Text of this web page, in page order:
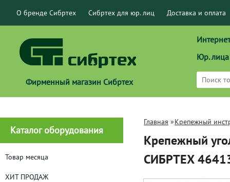
О бренде Сибртех Сибртех для юр. лиц Доставка и оплата
Фирменный магазин Сибртех
Юр. лица
Каталог оборудования
Товар месяца
ХИТ ПРОДАЖ
Главная »Крепежный
Крепежный
СИБРТЕХ